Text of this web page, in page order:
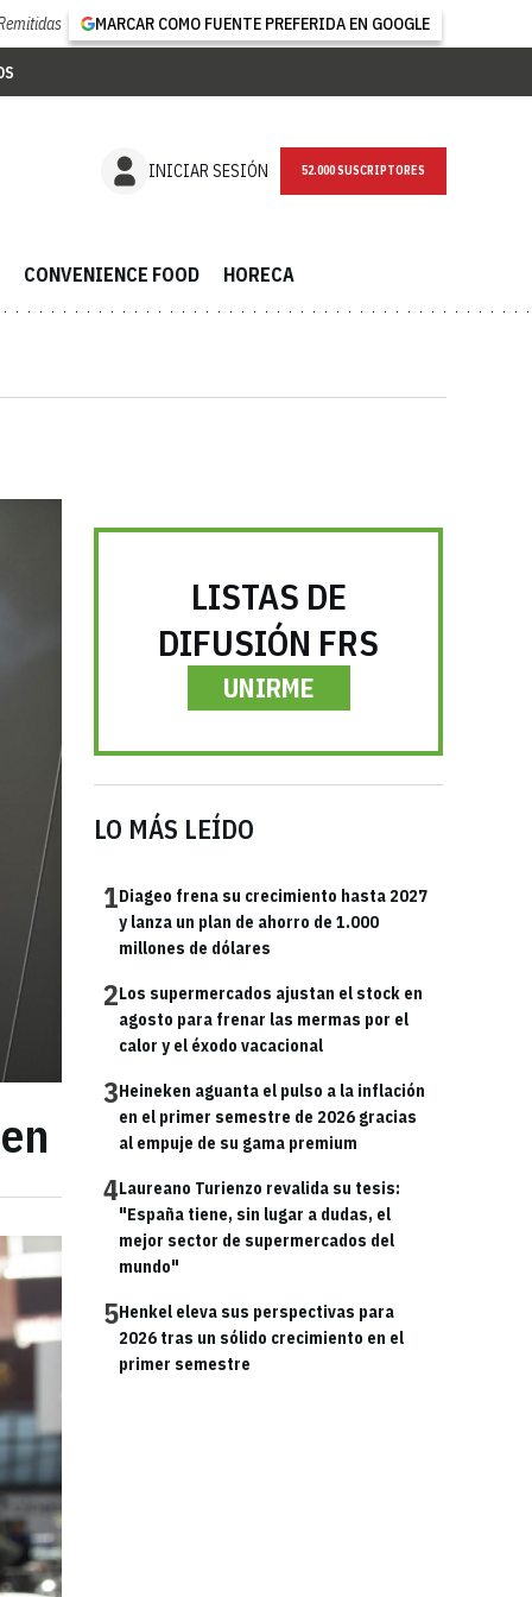
MARCAR COMO FUENTE PREFERIDA EN GOOGLE
INICIAR SESIÓN NEWSLETTER
CONVENIENCE FOOD HORECA
LISTAS DE
DIFUSIÓN FRS
UNIRME
LO MÁS LEÍDO
1Diageo frena su crecimiento hasta 2027
y lanza un plan de ahorro de 1.000
millones de dólares
2Los supermercados ajustan el stock en
agosto para frenar las mermas por el
calor y el éxodo vacacional
3Heineken aguanta el pulso a la inflación
en el primer semestre de 2026 gracias
al empuje de su gama premium
4Laureano Turienzo revalida su tesis:
"España tiene, sin lugar a dudas, el
mejor sector de supermercados del
mundo"
5Henkel eleva sus perspectivas para
2026 tras un sólido crecimiento en el
primer semestre